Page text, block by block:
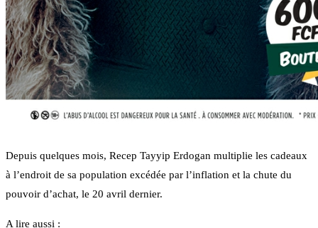
Depuis quelques mois, Recep Tayyip Erdogan multiplie les cadeaux
à l’endroit de sa population excédée par l’inflation et la chute du
pouvoir d’achat, le 20 avril dernier.
A lire aussi :